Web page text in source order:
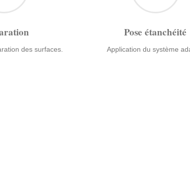
des surfaces.
Pose étanchéité
Application du système